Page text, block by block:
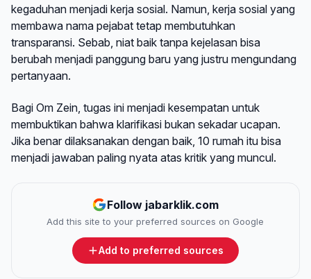
kegaduhan menjadi kerja sosial. Namun, kerja sosial yang
membawa nama pejabat tetap membutuhkan
transparansi. Sebab, niat baik tanpa kejelasan bisa
berubah menjadi panggung baru yang justru mengundang
pertanyaan.
Bagi Om Zein, tugas ini menjadi kesempatan untuk
membuktikan bahwa klarifikasi bukan sekadar ucapan.
Jika benar dilaksanakan dengan baik, 10 rumah itu bisa
menjadi jawaban paling nyata atas kritik yang muncul.
Follow jabarklik.com
Add this site to your preferred sources on Google
Add to preferred sources